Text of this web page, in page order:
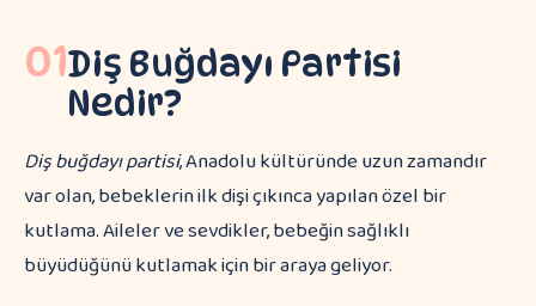
01Diş Buğdayı Partisi
Nedir?
Diş buğdayı partisi, Anadolu kültüründe uzun zamandır
var olan, bebeklerin ilk dişi çıkınca yapılan özel bir
kutlama. Aileler ve sevdikler, bebeğin sağlıklı
büyüdüğünü kutlamak için bir araya geliyor.